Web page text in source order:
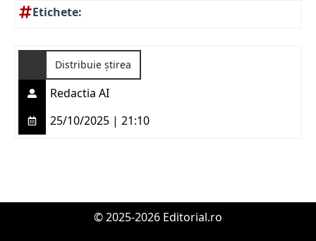
Etichete:
Distribuie știrea
Redactia AI
25/10/2025 | 21:10
© 2025-2026 Editorial.ro